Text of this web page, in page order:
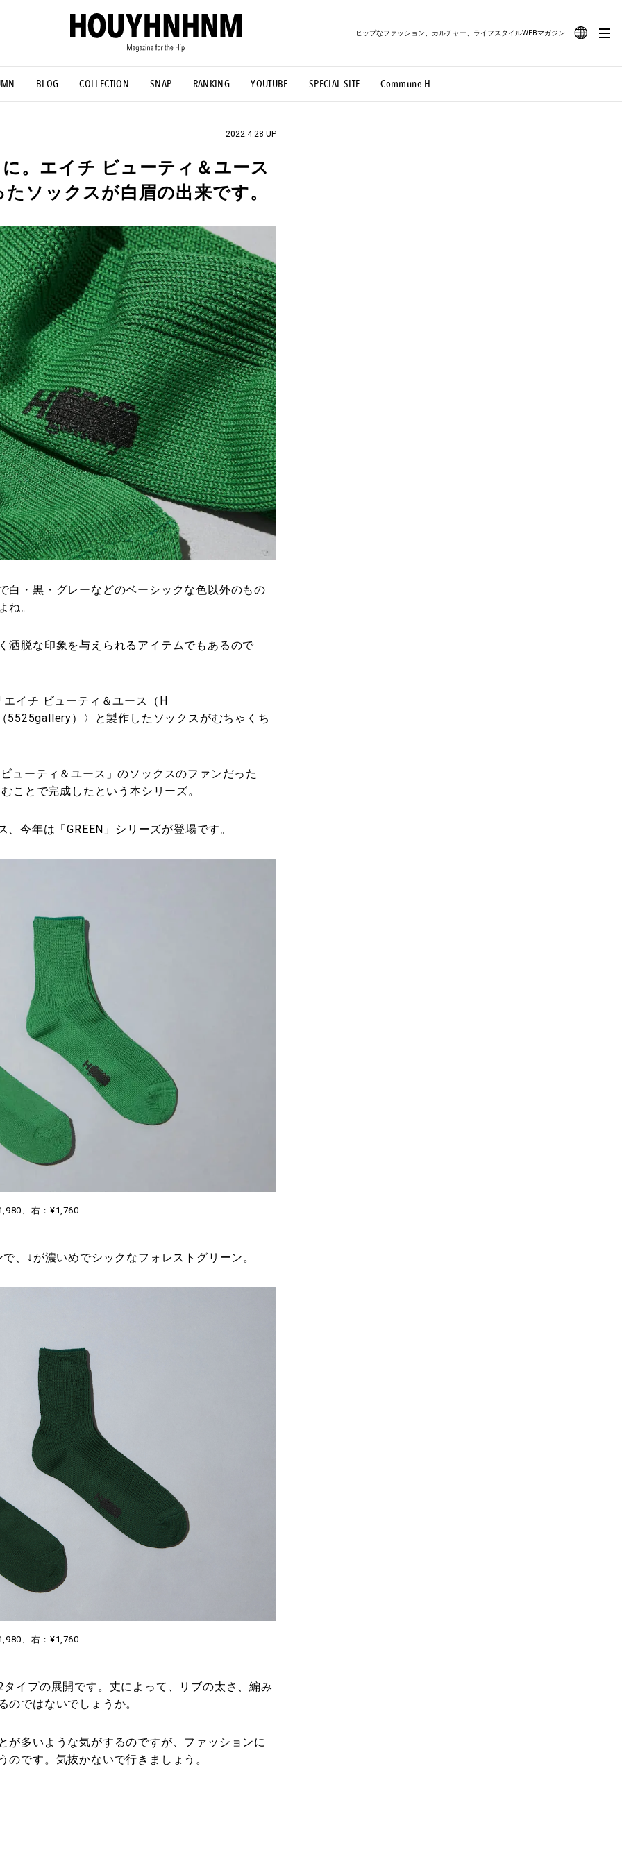
BLOG COLLECTION SNAP RANKING YOUTUBE SPECIAL SITE Commune H
ヒップなファッション、カルチャー、ライフスタイルWEBマガジン
#古着サミット #NEW VINTAGE #マイナーグッド図鑑 #路地裏てぃーん。 #MONTHLY JOURNAL
#FOCUS IT #AH.H #ととけん #FASHION #MUSIC #MOVIE #LIFESTYLE #SNEAKER #OUTDOOR
2022.4.28 UP
。エイチ ビューティ＆ユース
ソックスが白眉の出来です。
白・黒・グレーなどのベーシックな色以外のもの
ね。
洒脱な印象を与えられるアイテムでもあるので
イチ ビューティ＆ユース（H
5525gallery）〉と製作したソックスがむちゃくち
ューティ＆ユース」のソックスのファンだった
ことで完成したという本シリーズ。
今年は「GREEN」シリーズが登場です。
、右：¥1,760
、↓が濃いめでシックなフォレストグリーン。
、右：¥1,760
イプの展開です。丈によって、リブの太さ、編み
のではないでしょうか。
が多いような気がするのですが、ファッションに
です。気抜かないで行きましょう。